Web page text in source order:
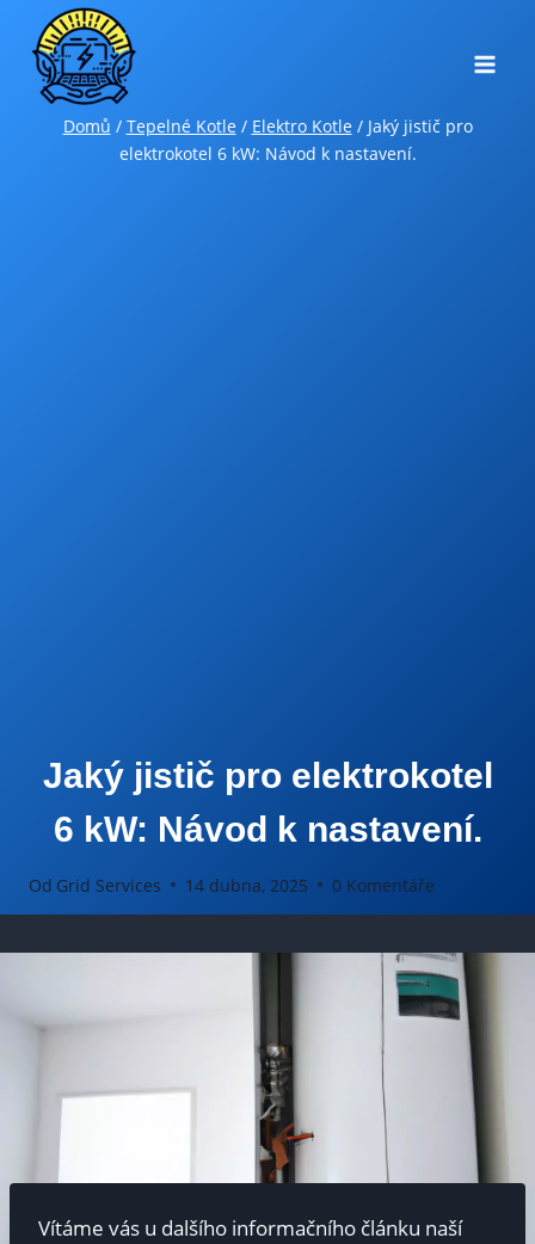
Přeskočit
obsah
Domů / Tepelné Kotle / Elektro Kotle / Jaký jistič pro
elektrokotel 6 kW: Návod k nastavení.
Jaký jistič pro elektrokotel
6 kW: Návod k nastavení.
Od Grid Services 14 dubna, 2025 0 Komentáře
Vítáme vás u dalšího informačního ​článku naší